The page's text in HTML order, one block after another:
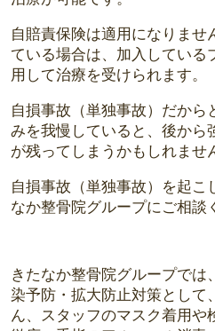
自賠責保険は適用になりませ
ている場合は、加入している
用して治療を受けられます。
自損事故（単独事故）だから
みを我慢していると、後から
が残ってしまうかもしれませ
自損事故（単独事故）を起こ
なか整骨院グループにご相談
きたなか整骨院グループでは
染予防・拡大防止対策として
ん、スタッフのマスク着用や